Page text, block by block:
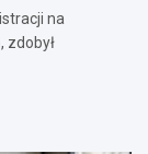
na
zdobył